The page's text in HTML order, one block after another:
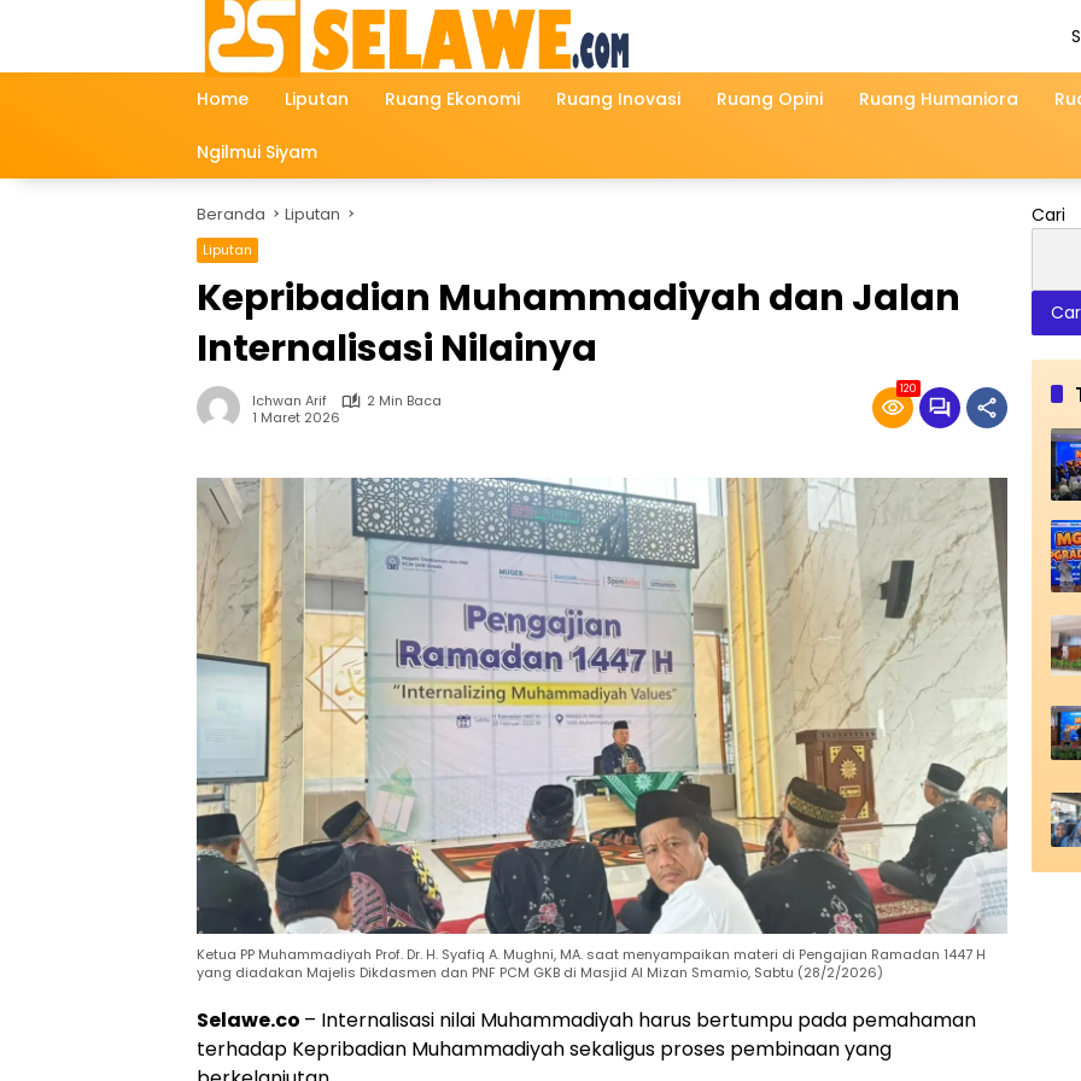
Home Liputan Ruang Ekonomi Ruang Inovasi Ruang Opini Ruang Humaniora
Ngilmui Siyam
Beranda Liputan
Liputan
Kepribadian Muhammadiyah dan Jalan
Internalisasi Nilainya
Ichwan Arif
2 Min Baca
1 Maret 2026
120
Ketua PP Muhammadiyah Prof. Dr. H. Syafiq A. Mughni, MA. saat menyampaikan materi di Pengajian Ramadan 1447 H
yang diadakan Majelis Dikdasmen dan PNF PCM GKB di Masjid Al Mizan Smamio, Sabtu (28/2/2026)
Selawe.co – Internalisasi nilai Muhammadiyah harus bertumpu pada pemahaman
terhadap Kepribadian Muhammadiyah sekaligus proses pembinaan yang
Cari